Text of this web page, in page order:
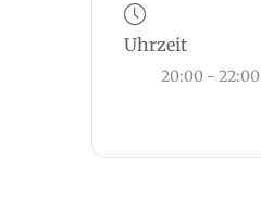
Uhrzeit
20:00 - 22:00